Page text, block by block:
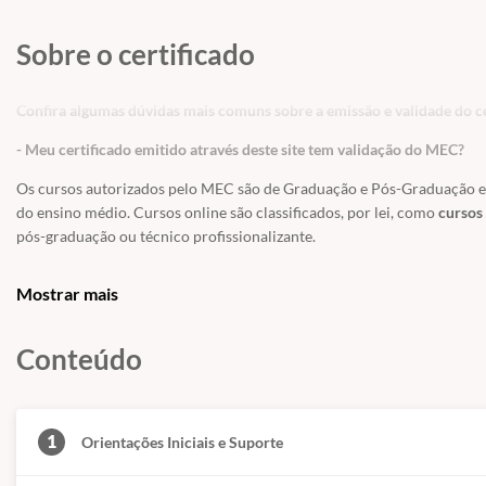
Sobre o certificado
Confira algumas dúvidas mais comuns sobre a emissão e validade do
- Meu certificado emitido através deste site tem validação do MEC?
Os cursos autorizados pelo MEC são de Graduação e Pós-
do ensino médio. Cursos online são classificados, por lei, como
pós-graduação ou técnico profissionalizante.
uma modalidade de educação não-formal com duração variável, a
Educação é um direito de todos e é um incentivo a sociedade
- Meu certificado é aceito pelo CREA, CRC e CRM?
Mostrar mais
Conteúdo
1 Orientações Iniciais e Suporte